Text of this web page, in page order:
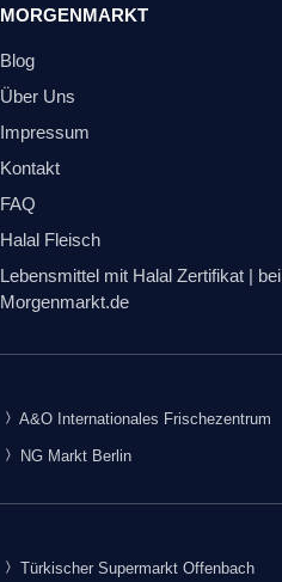
MORGENMARKT
Blog
Über Uns
Impressum
Kontakt
FAQ
Halal Fleisch
Lebensmittel mit Halal Zertifikat | bei
Morgenmarkt.de
A&O Internationales Frischezentrum
NG Markt Berlin
Türkischer Supermarkt Offenbach